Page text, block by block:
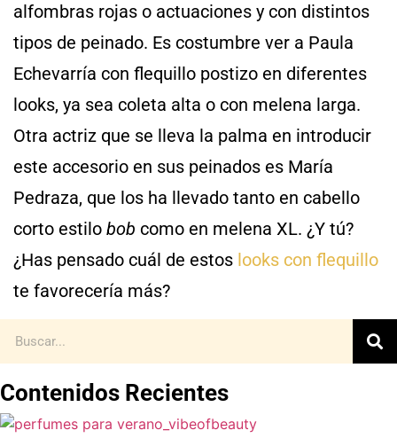
alfombras rojas o actuaciones y con distintos
tipos de peinado. Es costumbre ver a Paula
Echevarría con flequillo postizo en diferentes
looks, ya sea coleta alta o con melena larga.
Otra actriz que se lleva la palma en introducir
este accesorio en sus peinados es María
Pedraza, que los ha llevado tanto en cabello
corto estilo bob como en melena XL. ¿Y tú?
¿Has pensado cuál de estos looks con flequillo
te favorecería más?
Contenidos Recientes